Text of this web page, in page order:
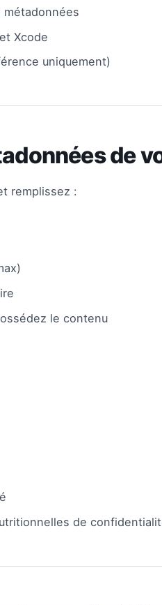
métadonnées
Xcode
uniquement)
de
remplissez :
le contenu
de